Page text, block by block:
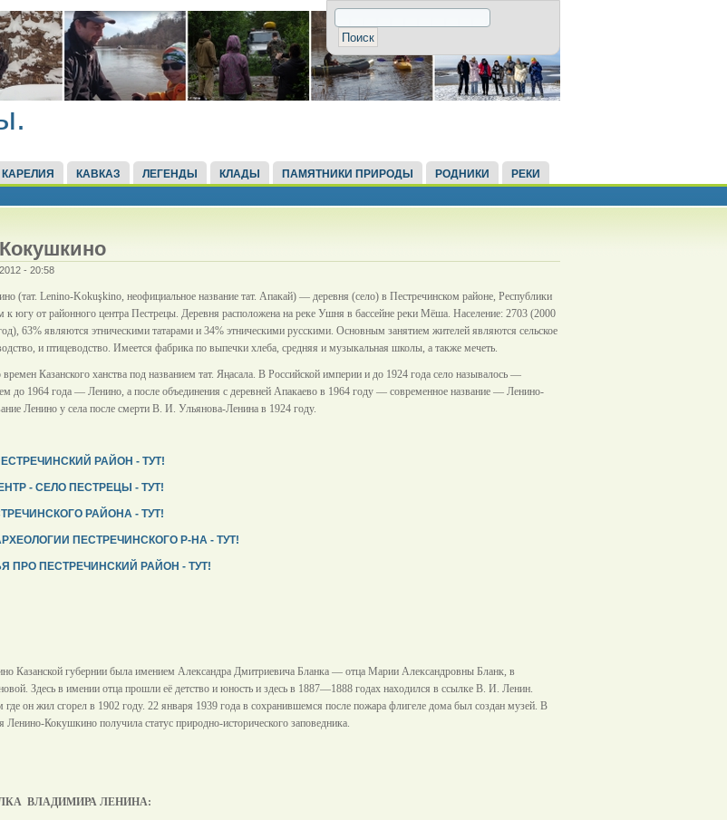
КАРЕЛИЯ КАВКАЗ ЛЕГЕНДЫ КЛАДЫ ПАМЯТНИКИ ПРИРОДЫ РОДНИКИ РЕКИ
- 20:58
(тат. Lenino-Kokuşkino, неофициальное название тат. Апакай) — деревня (село) в Пестречинском районе, Республики
к югу от районного центра Пестрецы. Деревня расположена на реке Ушня в бассейне реки Мёша. Население: 2703 (2000
63% являются этническими татарами и 34% этническими русскими. Основным занятием жителей являются сельское
и птицеводство. Имеется фабрика по выпечки хлеба, средняя и музыкальная школы, а также мечеть.
времен Казанского ханства под названием тат. Яңасала. В Российской империи и до 1924 года село называлось —
до 1964 года — Ленино, а после объединения с деревней Апакаево в 1964 году — современное название — Ленино-
Ленино у села после смерти В. И. Ульянова-Ленина в 1924 году.
РАЙОН - ТУТ!
- СЕЛО ПЕСТРЕЦЫ - ТУТ!
РАЙОНА - ТУТ!
ПЕСТРЕЧИНСКОГО Р-НА - ТУТ!
ПРО ПЕСТРЕЧИНСКИЙ РАЙОН - ТУТ!
Казанской губернии была имением Александра Дмитриевича Бланка — отца Марии Александровны Бланк, в
Здесь в имении отца прошли её детство и юность и здесь в 1887—1888 годах находился в ссылке В. И. Ленин.
он жил сгорел в 1902 году. 22 января 1939 года в сохранившемся после пожара флигеле дома был создан музей. В
Ленино-Кокушкино получилa статус природно-исторического заповедника.
ВЛАДИМИРА ЛЕНИНА: